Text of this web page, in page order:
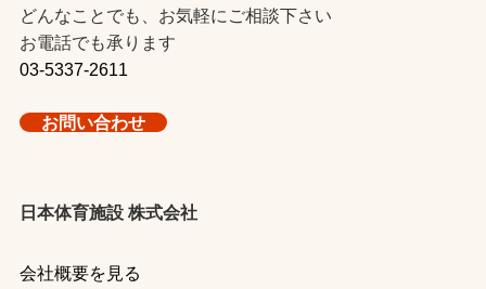
どんなことでも、お気軽にご相談下さい
お電話でも承ります
03-5337-2611
お問い合わせ
日本体育施設 株式会社
会社概要を見る